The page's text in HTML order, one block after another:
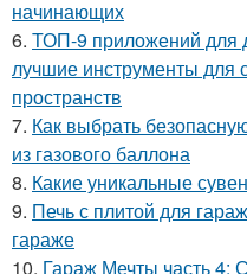
начинающих
6. ТОП-9 приложений для
лучшие инструменты для
пространств
7. Как выбрать
из газового баллона
8. Какие уникальные
9. Печь с плитой для
гараже
10. Гараж Мечты часть 4: